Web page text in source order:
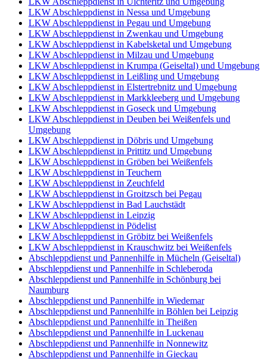
LKW Abschleppdienst in Nessa und Umgebung
LKW Abschleppdienst in Pegau und Umgebung
LKW Abschleppdienst in Zwenkau und Umgebung
LKW Abschleppdienst in Kabelsketal und Umgebung
LKW Abschleppdienst in Milzau und Umgebung
LKW Abschleppdienst in Krumpa (Geiseltal) und Umgebung
LKW Abschleppdienst in Leißling und Umgebung
LKW Abschleppdienst in Elstertrebnitz und Umgebung
LKW Abschleppdienst in Markkleeberg und Umgebung
LKW Abschleppdienst in Goseck und Umgebung
LKW Abschleppdienst in Deuben bei Weißenfels und
Umgebung
LKW Abschleppdienst in Döbris und Umgebung
LKW Abschleppdienst in Prittitz und Umgebung
LKW Abschleppdienst in Gröben bei Weißenfels
LKW Abschleppdienst in Teuchern
LKW Abschleppdienst in Zeuchfeld
LKW Abschleppdienst in Groitzsch bei Pegau
LKW Abschleppdienst in Bad Lauchstädt
LKW Abschleppdienst in Leipzig
LKW Abschleppdienst in Pödelist
LKW Abschleppdienst in Gröbitz bei Weißenfels
LKW Abschleppdienst in Krauschwitz bei Weißenfels
Abschleppdienst und Pannenhilfe in Mücheln (Geiseltal)
Abschleppdienst und Pannenhilfe in Schleberoda
Abschleppdienst und Pannenhilfe in Schönburg bei
Naumburg
Abschleppdienst und Pannenhilfe in Wiedemar
Abschleppdienst und Pannenhilfe in Böhlen bei Leipzig
Abschleppdienst und Pannenhilfe in Theißen
Abschleppdienst und Pannenhilfe in Luckenau
Abschleppdienst und Pannenhilfe in Nonnewitz
Abschleppdienst und Pannenhilfe in Gieckau